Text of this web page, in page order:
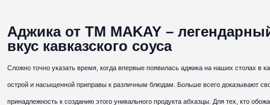
Аджика от ТМ MAKAY –
вкус кавказского соуса
Сложно точно указать время, когда впервые появилась аджика на наших столах в
острой и насыщенной приправы к различным блюдам. Больше всего доказывают
принадлежность к созданию этого уникального продукта абхазцы. Для тех, кто